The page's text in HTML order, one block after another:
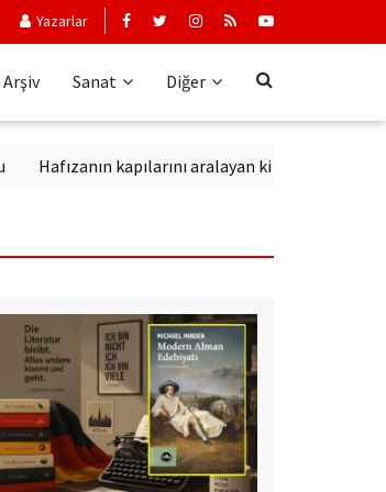
Yazarlar
Arşiv Sanat Diğer
Hafızanın kapılarını aralayan kitap: Kırık Anahtar